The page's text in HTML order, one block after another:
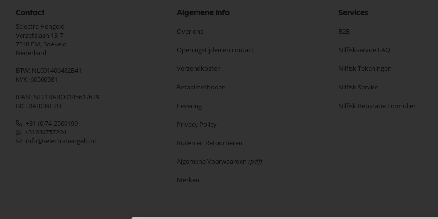
Contact
Selectra Hengelo
Verzetslaan 13-7
7548 EM, Boekelo
Nederland
BTW: NL001406482B41
KVK: 60566981
IBAN: NL21RABO0145617629
BIC: RABONL2U
+31 (0)74-2500199
+31630757204
info@selectrahengelo.nl
Algemene Info
Over ons
Openingstijden en contact
Verzendkosten
Betaalmethoden
Levering
Privacy Policy
Ruilen en Retourneren
Algemene Voorwaarden (pdf)
Merken
Services
B2B
Nilfiskservice FAQ
Nilfisk Tekeningen
Nilfisk Service
Nilfisk Reparatie Formulier